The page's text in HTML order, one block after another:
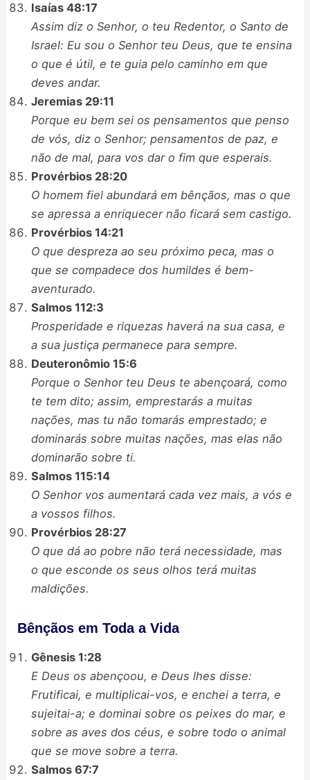
Isaías 48:17
Assim diz o Senhor, o teu Redentor, o Santo de
Israel: Eu sou o Senhor teu Deus, que te ensina
o que é útil, e te guia pelo caminho em que
deves andar.
Jeremias 29:11
Porque eu bem sei os pensamentos que penso
de vós, diz o Senhor; pensamentos de paz, e
não de mal, para vos dar o fim que esperais.
Provérbios 28:20
O homem fiel abundará em bênçãos, mas o que
se apressa a enriquecer não ficará sem castigo.
Provérbios 14:21
O que despreza ao seu próximo peca, mas o
que se compadece dos humildes é bem-
aventurado.
Salmos 112:3
Prosperidade e riquezas haverá na sua casa, e
a sua justiça permanece para sempre.
Deuteronômio 15:6
Porque o Senhor teu Deus te abençoará, como
te tem dito; assim, emprestarás a muitas
nações, mas tu não tomarás emprestado; e
dominarás sobre muitas nações, mas elas não
dominarão sobre ti.
Salmos 115:14
O Senhor vos aumentará cada vez mais, a vós e
a vossos filhos.
Provérbios 28:27
O que dá ao pobre não terá necessidade, mas
o que esconde os seus olhos terá muitas
maldições.
Bênçãos em Toda a Vida
Gênesis 1:28
E Deus os abençoou, e Deus lhes disse:
Frutificai, e multiplicai-vos, e enchei a terra, e
sujeitai-a; e dominai sobre os peixes do mar, e
sobre as aves dos céus, e sobre todo o animal
que se move sobre a terra.
Salmos 67:7